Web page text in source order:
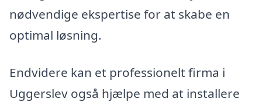
nødvendige ekspertise for at skabe en
optimal løsning.
Endvidere kan et professionelt firma i
Uggerslev også hjælpe med at installere